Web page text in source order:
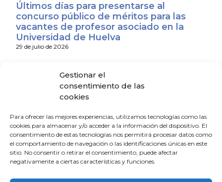
Gestionar el
consentimiento de las
cookies
Para ofrecer las mejores experiencias, utilizamos tecnologías como las
cookies para almacenar y/o acceder a la información del dispositivo. El
consentimiento de estas tecnologías nos permitirá procesar datos como
el comportamiento de navegación o las identificaciones únicas en este
sitio. No consentir o retirar el consentimiento, puede afectar
negativamente a ciertas características y funciones.
Últimos días para presentarse al
concurso público de méritos para las
vacantes de profesor asociado en la
Universidad de Huelva
29 de julio de 2026
Oferta de empleo para cubrir un puesto
de docente especializado en Medicina
Familiar y Comunitaria (vía MIR).
Oferta de empleo médico en Huelva
29 de abril de 2026